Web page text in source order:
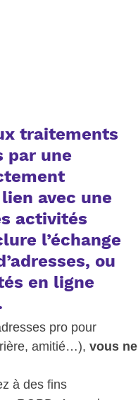
traitements
par une
avec une
activités
l’échange
ou
en ligne
pro pour
amitié…), vous ne
à des fins